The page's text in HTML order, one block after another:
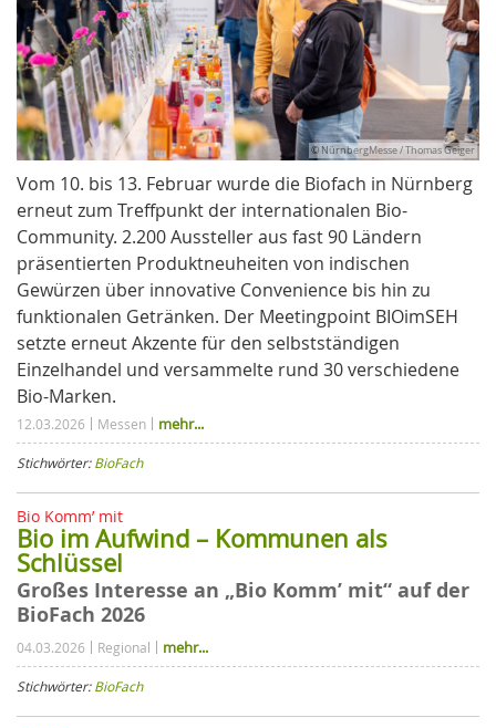
© NürnbergMesse / Thomas Geiger
Vom 10. bis 13. Februar wurde die Biofach in Nürnberg
erneut zum Treffpunkt der internationalen Bio-
Community. 2.200 Aussteller aus fast 90 Ländern
präsentierten Produktneuheiten von indischen
Gewürzen über innovative Convenience bis hin zu
funktionalen Getränken. Der Meetingpoint BIOimSEH
setzte erneut Akzente für den selbstständigen
Einzelhandel und versammelte rund 30 verschiedene
Bio-Marken.
12.03.2026 Messen mehr...
Stichwörter:BioFach
Bio Komm’ mit
Bio im Aufwind – Kommunen als
Schlüssel
Großes Interesse an „Bio Komm’ mit“ auf der
BioFach 2026
04.03.2026 Regional mehr...
Stichwörter:BioFach